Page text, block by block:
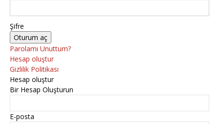
Şifre
Parolamı Unuttum?
Hesap oluştur
Gizlilik Politikası
Hesap oluştur
Bir Hesap Oluşturun
E-posta